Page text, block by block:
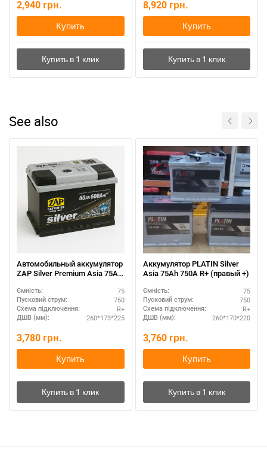
2,940 грн.
Купить
8,920 грн.
Купить
See also
Автомобильный аккумулятор
ZAP Silver Premium Asia 75Ah
Ємність: 75
Пусковий струм: 750
Схема підключення: R+
ДШВ (мм): 260*173*225
3,780 грн.
Купить
Аккумулятор PLATIN Silver
Asia 75Ah 750A R+ (правый +)
Ємність: 75
Пусковий струм: 750
Схема підключення: R+
ДШВ (мм): 260*170*220
3,760 грн.
Купить